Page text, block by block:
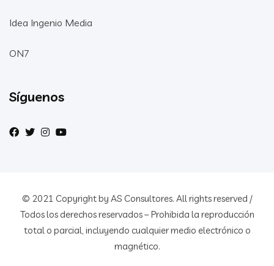
Idea Ingenio Media
ON7
Síguenos
© 2021 Copyright by AS Consultores. All rights reserved /
Todos los derechos reservados – Prohibida la reproducción
total o parcial, incluyendo cualquier medio electrónico o
magnético.